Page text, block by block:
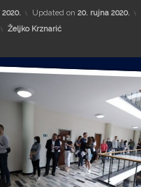
Updated on 20. rujna 2020.
Kategorije:
Željko Krznarić